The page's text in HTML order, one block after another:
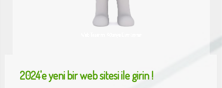
Web Tasarımı Kütahya Dumlupınar
2024'e yeni bir web sitesi ile girin !